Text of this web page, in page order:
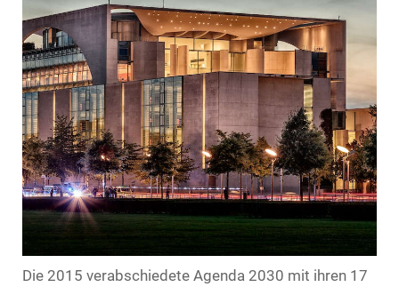
Die 2015 verabschiedete Agenda 2030 mit ihren 17